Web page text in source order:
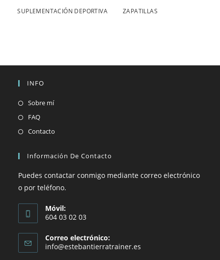
SUPLEMENTACIÓN DEPORTIVA ZAPATILLAS
INFO
Sobre míSe
nueva
FAQSe
abre
una
pestaña
Contacto
en
nueva
pestaña
Información De Contacto
Puedes contactar conmigo mediante correo electrónico
o por teléfono.
Móvil:
604 03 02 03
Correo electrónico:
info@estebantierratrainer.es